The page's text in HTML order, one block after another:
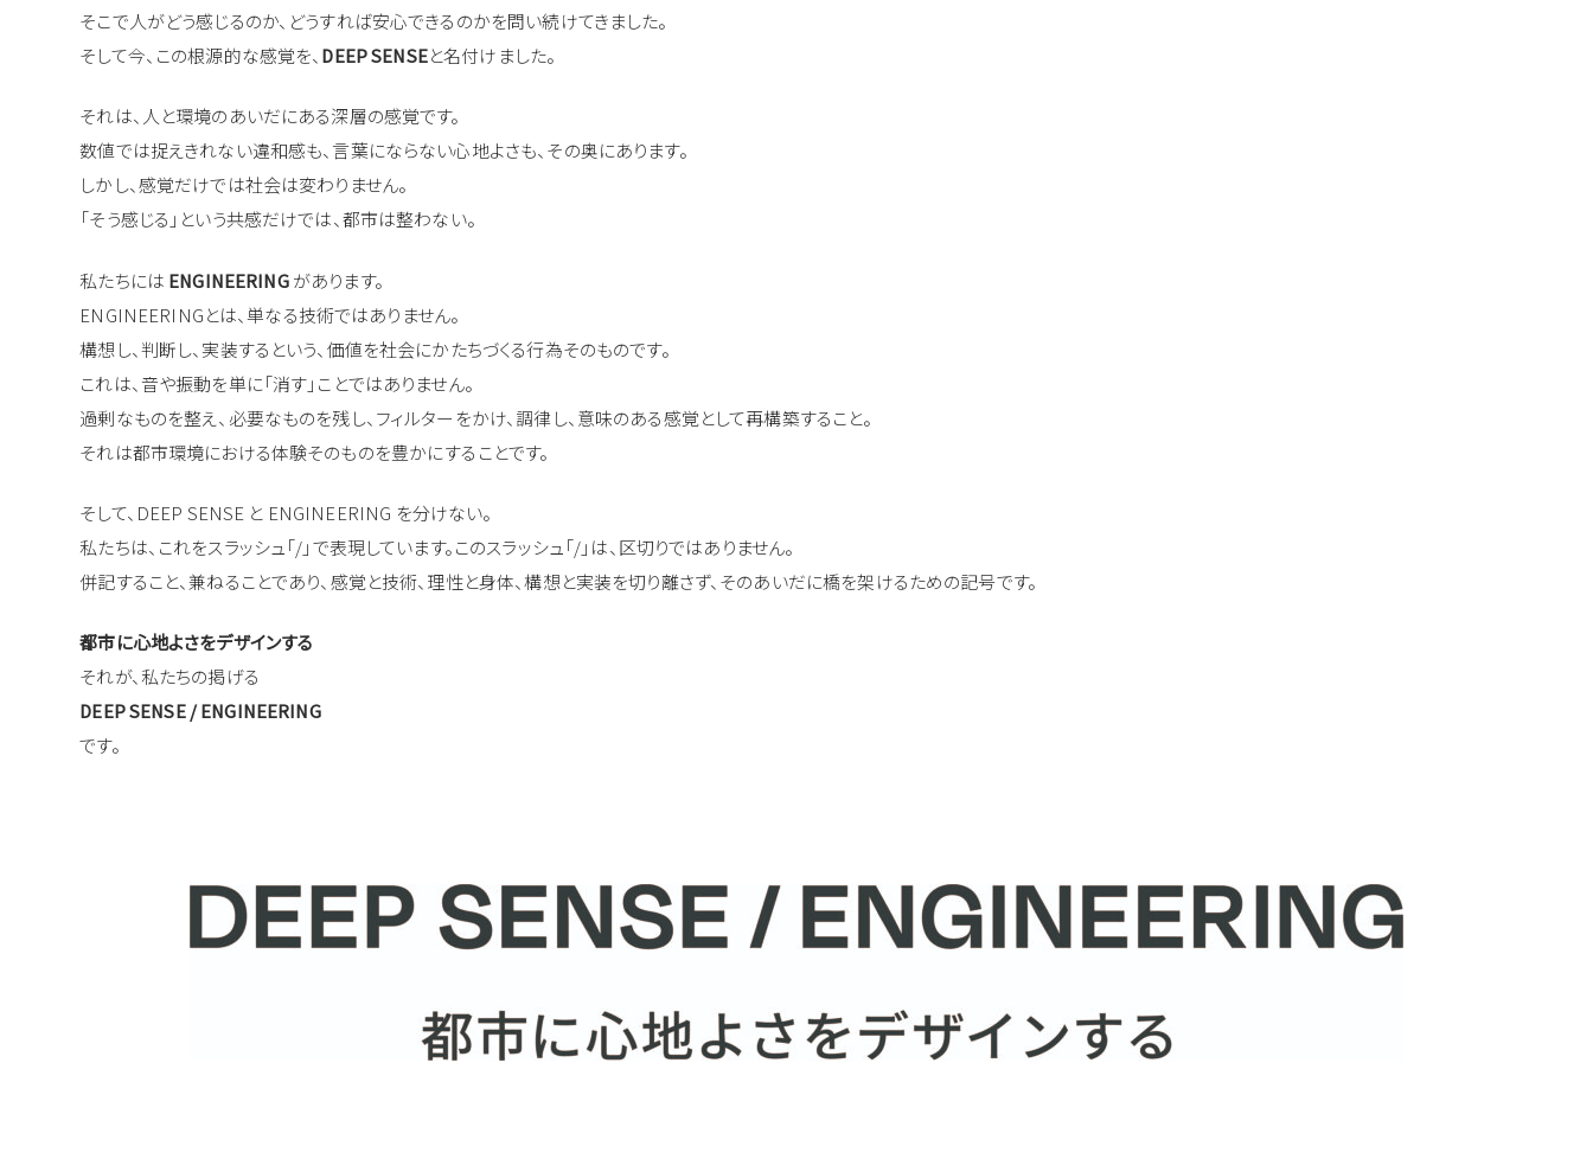
そこで人がどう感じるのか、どうすれば安心できるのかを問い続けてきました。
そして今、この根源的な感覚を、 DEEP SENSEと名付けました。
それは、人と環境のあいだにある深層の感覚です。
数値では捉えきれない違和感も、言葉にならない心地よさも、その奥にあります。
しかし、感覚だけでは社会は変わりません。
「そう感じる」という共感だけでは、都市は整わない。
私たちには ENGINEERINGがあります。
ENGINEERINGとは、単なる技術ではありません。
構想し、判断し、実装するという、価値を社会にかたちづくる行為そのものです。
これは、音や振動を単に「消す」ことではありません。
過剰なものを整え、必要なものを残し、フィルターをかけ、調律し、意味のある感覚として再構築すること。
それは都市環境における体験そのものを豊かにすることです。
そして、DEEP SENSE と ENGINEERING を分けない。
私たちは、これをスラッシュ「/」で表現しています。このスラッシュ「/」は、区切りではありません。
併記すること、兼ねることであり、感覚と技術、理性と身体、構想と実装を切り離さず、そのあいだに橋を架けるための記号です。
都市に心地よさをデザインする
それが、私たちの掲げる
DEEP SENSE / ENGINEERING
です。